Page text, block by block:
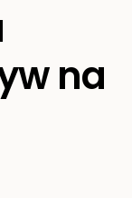
na